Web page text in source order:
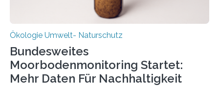
Ökologie Umwelt- Naturschutz
Bundesweites
Moorbodenmonitoring Startet:
Mehr Daten Für Nachhaltigkeit